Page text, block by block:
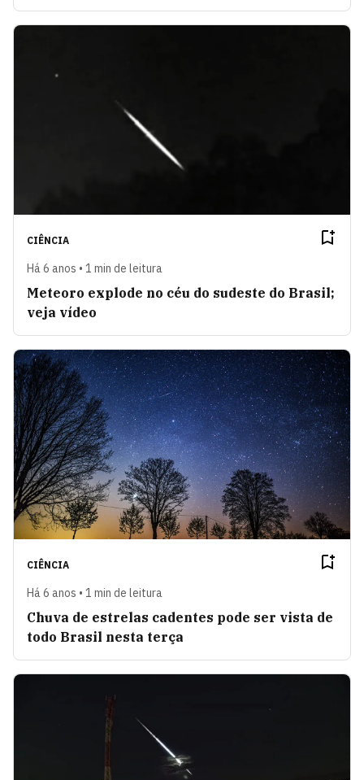
CIÊNCIA
Há 6 anos • 1 min de leitura
Meteoro explode no céu do sudeste do Brasil;
veja vídeo
CIÊNCIA
Há 6 anos • 1 min de leitura
Chuva de estrelas cadentes pode ser vista de
todo Brasil nesta terça